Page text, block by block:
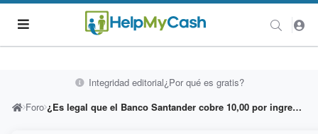
Integridad editorial¿Por qué es gratis?
Foro
¿Es legal que el Banco Santander cobre 10,00 por ingresos ordinarios en favor de terceros?